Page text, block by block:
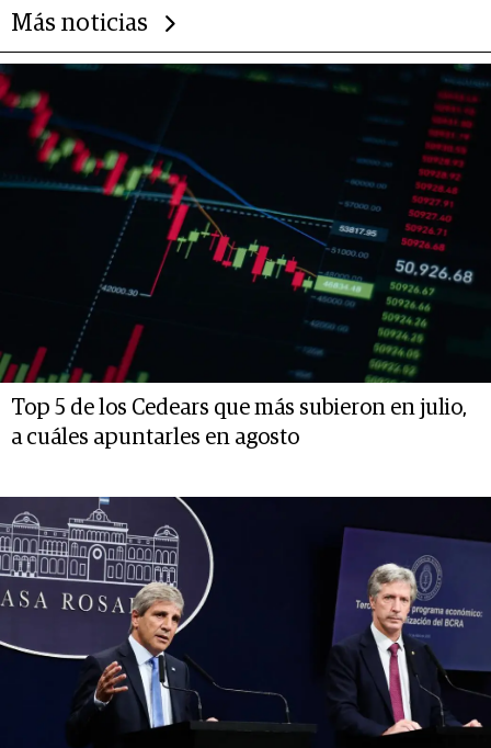
Más noticias
Top 5 de los Cedears que más subieron en julio,
a cuáles apuntarles en agosto